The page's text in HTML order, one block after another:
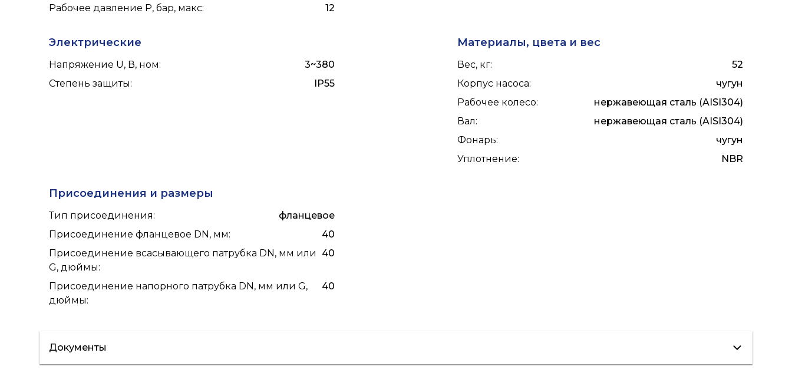
Рабочее давление P, бар, макс: 12
Электрические
Напряжение U, В, ном:
3~380
Степень защиты: IP55
Материалы, цвета и вес
Вес, кг:
52
Корпус насоса:
чугун
Рабочее колесо:
нержавеющая сталь (AISI304)
Вал:
нержавеющая сталь (AISI304)
Фонарь:
чугун
Уплотнение: NBR
Присоединения и размеры
Тип присоединения:
фланцевое
Присоединение фланцевое DN, мм:
40
Присоединение всасывающего патрубка DN, мм или
G, дюймы:
40
Присоединение напорного патрубка DN, мм или G,
дюймы:
40
Документы